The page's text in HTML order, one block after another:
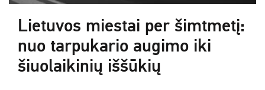
Lietuvos miestai per šimtmetį:
nuo tarpukario augimo iki
šiuolaikinių iššūkių